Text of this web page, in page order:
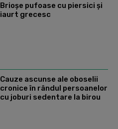
Brioșe pufoase cu piersici și
iaurt grecesc
Cauze ascunse ale oboselii
cronice în rândul persoanelor
cu joburi sedentare la birou